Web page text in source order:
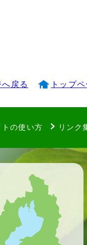
戻る トップ
トの使い方 リンク